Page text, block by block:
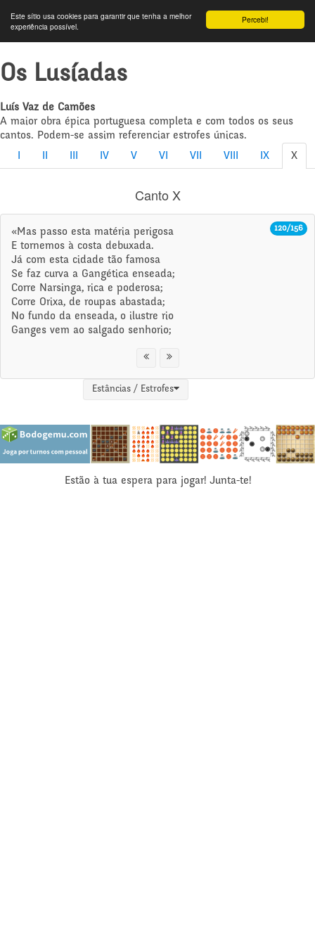
Percebi!
Este sítio usa cookies para garantir que tenha a melhor
experiência possível.
Os Lusíadas
Luís Vaz de Camões
A maior obra épica portuguesa completa e com todos os seus
cantos. Podem-se assim referenciar estrofes únicas.
IV V VI VII VIII IX X
Canto X
120/156
«Mas passo esta matéria perigosa
E tornemos à costa debuxada.
Já com esta cidade tão famosa
Se faz curva a Gangética enseada;
Corre Narsinga, rica e poderosa;
Corre Orixa, de roupas abastada;
No fundo da enseada, o ilustre rio
Ganges vem ao salgado senhorio;
Estâncias / Estrofes
Estão à tua espera para jogar! Junta-te!